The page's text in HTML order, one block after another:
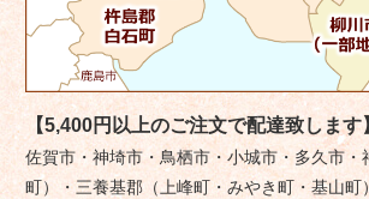
【5,400円以上のご注文で配達致します
佐賀市・神埼市・鳥栖市・小城市・多久市・
町）・三養基郡（上峰町・みやき町・基山町